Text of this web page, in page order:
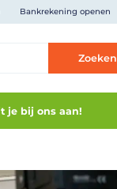
Bankrekening openen
Zoeken
je bij ons aan!